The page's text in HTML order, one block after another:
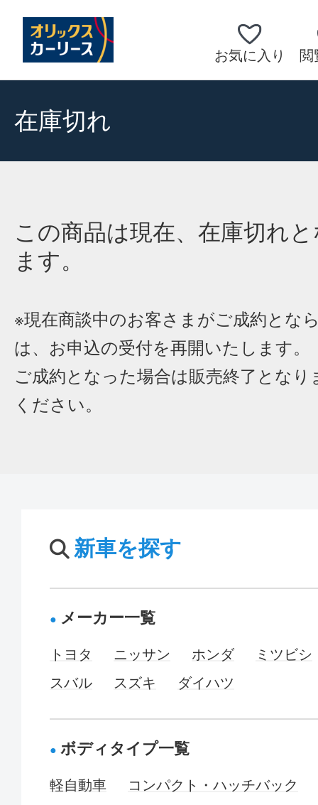
お気に入り 閲
在庫切れ
この商品は現在、在庫切れ
ます。
※現在商談中のお客さまがご成約とな
は、お申込の受付を再開いたします。
ご成約となった場合は販売終了となり
ください。
新車を探す
メーカー一覧
トヨタ ニッサン ホンダ
ミツビシ
スバル
スズキ ダイハツ
ボディタイプ一覧
軽自動車
コンパクト・ハッチバック